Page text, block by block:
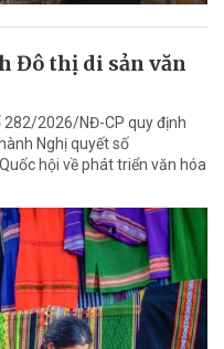
Đô thị di sản văn
282/2026/NĐ-CP quy định
Nghị quyết số
hội về phát triển văn hóa